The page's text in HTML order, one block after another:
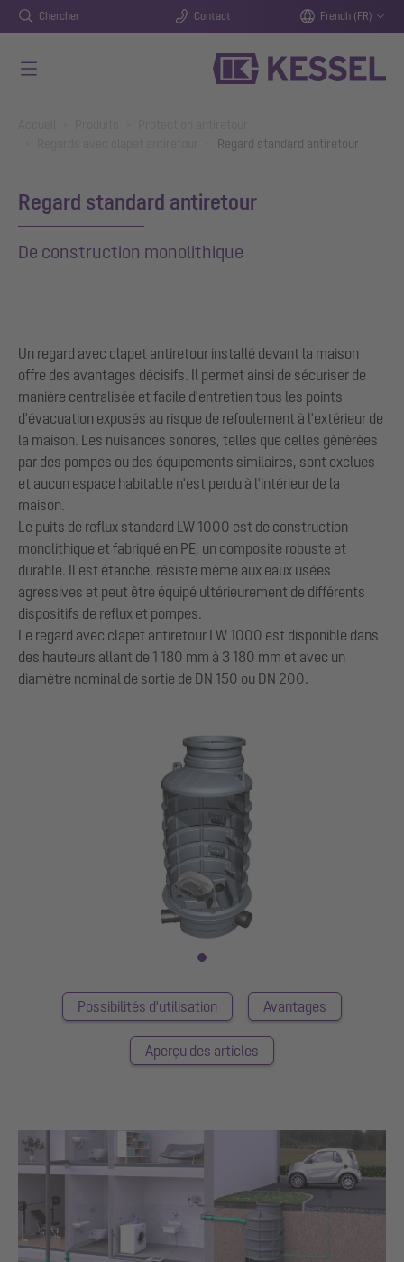
Chercher Contact French (FR)
Regard standard antiretour
Regard standard antiretour
De construction monolithique
Un regard avec clapet antiretour installé devant la maison
offre des avantages décisifs. Il permet ainsi de sécuriser de
manière centralisée et facile d'entretien tous les points
d'évacuation exposés au risque de refoulement à l'extérieur de
la maison. Les nuisances sonores, telles que celles générées
par des pompes ou des équipements similaires, sont exclues
et aucun espace habitable n'est perdu à l'intérieur de la
maison.
Le puits de reflux standard LW 1000 est de construction
monolithique et fabriqué en PE, un composite robuste et
durable. Il est étanche, résiste même aux eaux usées
agressives et peut être équipé ultérieurement de différents
dispositifs de reflux et pompes.
Le regard avec clapet antiretour LW 1000 est disponible dans
des hauteurs allant de 1 180 mm à 3 180 mm et avec un
diamètre nominal de sortie de DN 150 ou DN 200.
Possibilités d'utilisation Avantages
Aperçu des articles